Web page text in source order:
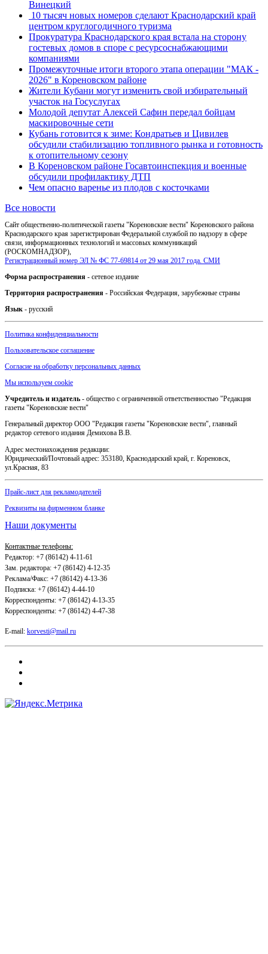
Винецкий
10 тысяч новых номеров сделают Краснодарский край
центром круглогодичного туризма
Прокуратура Краснодарского края встала на сторону
гостевых домов в споре с ресурсоснабжающими
компаниями
Промежуточные итоги второго этапа операции "МАК -
2026" в Кореновском районе
Жители Кубани могут изменить свой избирательный
участок на Госуслугах
Молодой депутат Алексей Сафин передал бойцам
маскировочные сети
Кубань готовится к зиме: Кондратьев и Цивилев
обсудили стабилизацию топливного рынка и готовность
к отопительному сезону
В Кореновском районе Госавтоинспекция и военные
обсудили профилактику ДТП
Чем опасно варенье из плодов с косточками
Все новости
Сайт общественно-политической газеты "Кореновские вести" Кореновского района
Краснодарского края зарегистрирован Федеральной службой по надзору в сфере
связи, информационных технологий и массовых коммуникаций
(РОСКОМНАДЗОР),
Регистрационный номер ЭЛ № ФС 77-69814 от 29 мая 2017 года. СМИ
Форма распространения - сетевое издание
Территория распространения - Российская Федерация, зарубежные страны
Язык - русский
Политика конфиденциальности
Пользовательское соглашение
Согласие на обработку персональных данных
Мы используем cookie
Учредитель и издатель - общество с ограниченной ответственностью "Редакция
газеты "Кореновские вести"
Генеральный директор ООО "Редакция газеты "Кореновские вести", главный
редактор сетевого издания Демихова В.В.
Адрес местонахождения редакции:
Юридический/Почтовый адрес: 353180, Краснодарский край, г. Кореновск,
ул.Красная, 83
Прайс-лист для рекламодателей
Реквизиты на фирменном бланке
Наши документы
Контактные телефоны:
Редактор: +7 (86142) 4-11-61
Зам. редактора: +7 (86142) 4-12-35
Реклама/Факс: +7 (86142) 4-13-36
Подписка: +7 (86142) 4-44-10
Корреспонденты: +7 (86142) 4-13-35
Корреспонденты: +7 (86142) 4-47-38
E-mail: korvesti@mail.ru